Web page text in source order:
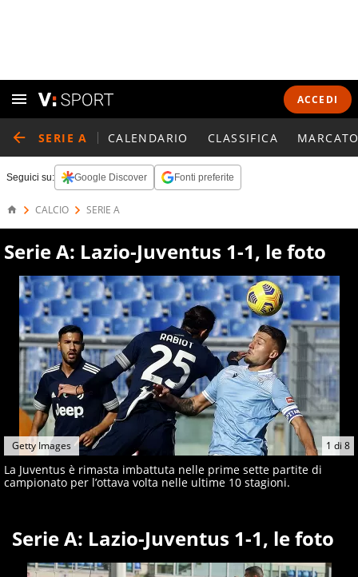
ACCEDI
SERIE A CALENDARIO CLASSIFICA
Seguici su: Google Discover Fonti preferite
CALCIO SERIE A
Serie A: Lazio-Juventus 1-1, le foto
1 di 8
Getty Images
La Juventus è rimasta imbattuta nelle prime sette partite di
campionato per l’ottava volta nelle ultime 10 stagioni.
Serie A: Lazio-Juventus 1-1, le foto